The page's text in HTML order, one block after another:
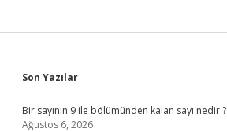
Sidebar
Son Yazılar
Bir sayının 9 ile bölümünden kalan sayı nedir ?
Ağustos 6, 2026